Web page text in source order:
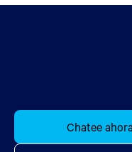
Chatee ahora